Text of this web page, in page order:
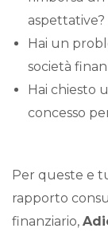
aspettative?
Hai un
società
Hai chiesto
concesso
Per queste e
rapporto
finanziario,